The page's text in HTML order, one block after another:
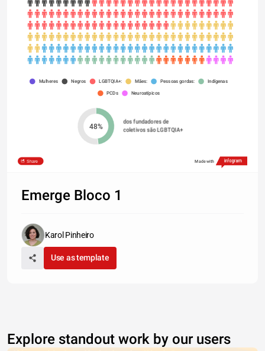
Mulheres Negros LGBTQIA+: Mães: Pessoas gordas: Indígenas
PCDs Neuroatípicos
48%
dos fundadores de
coletivos são LGBTQIA+
Share Made with
Emerge Bloco 1
Karol Pinheiro
Use as template
Explore standout work by our users